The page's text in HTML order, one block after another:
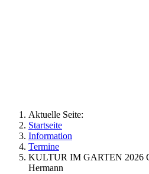
Aktuelle Seite:
Startseite
Information
Termine
KULTUR IM GARTEN 2026
Hermann